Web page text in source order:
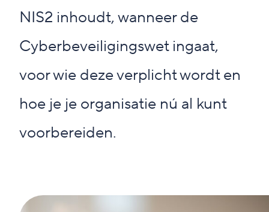
NIS2 inhoudt, wanneer de
Cyberbeveiligingswet ingaat,
voor wie deze verplicht wordt en
hoe je je organisatie nú al kunt
voorbereiden.